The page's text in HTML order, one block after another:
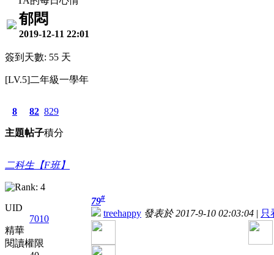
郁悶
2019-12-11 22:01
簽到天數: 55 天
[LV.5]二年級一學年
8
主題
82
帖子
829
積分
二科生【F班】
UID
7010
精華
閱讀權限
79#
treehappy 發表於 2017-9-10 02:03:04 | 只